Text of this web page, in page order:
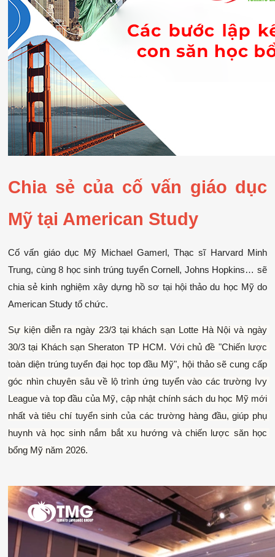
Chia sẻ của cố vấn giáo dục
Mỹ tại American Study
Cố vấn giáo dục Mỹ Michael Gamerl, Thạc sĩ Harvard Minh
Trung, cùng 8 học sinh trúng tuyển Cornell, Johns Hopkins… sẽ
chia sẻ kinh nghiệm xây dựng hồ sơ tại hội thảo du học Mỹ do
American Study tổ chức.
Sự kiện diễn ra ngày 23/3 tại khách sạn Lotte Hà Nội và ngày
30/3 tại Khách sạn Sheraton TP HCM. Với chủ đề "Chiến lược
toàn diện trúng tuyển đại học top đầu Mỹ", hội thảo sẽ cung cấp
góc nhìn chuyên sâu về lộ trình ứng tuyển vào các trường Ivy
League và top đầu của Mỹ, cập nhật chính sách du học Mỹ mới
nhất và tiêu chí tuyển sinh của các trường hàng đầu, giúp phụ
huynh và học sinh nắm bắt xu hướng và chiến lược săn học
bổng Mỹ năm 2026.